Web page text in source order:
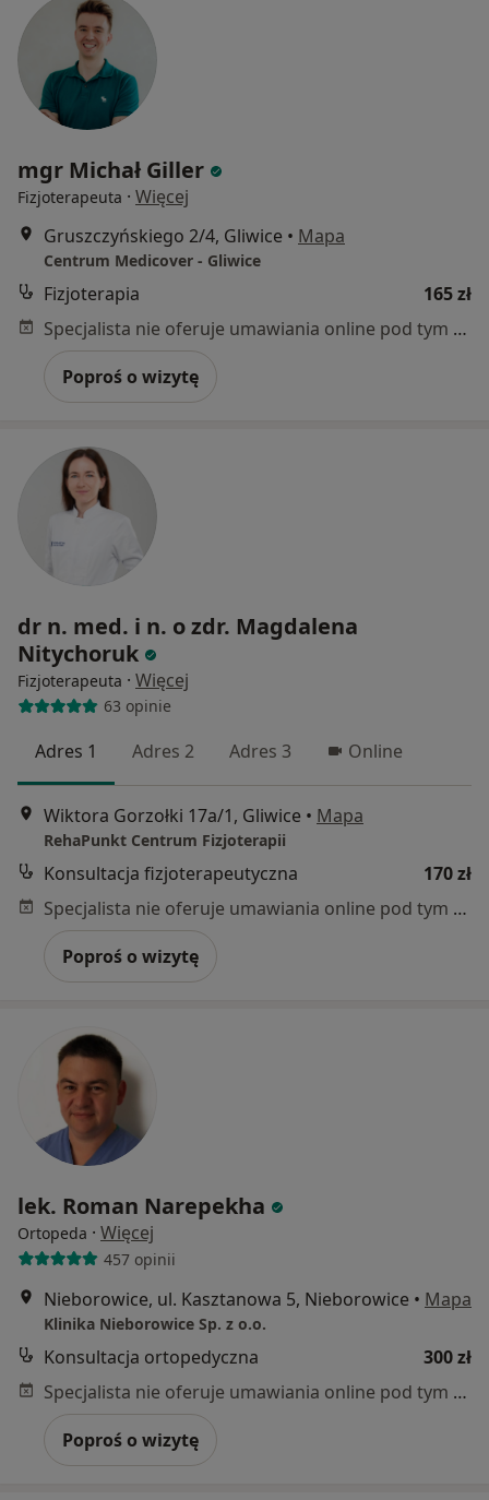
mgr Michał Giller
Fizjoterapeuta · Więcej
Gruszczyńskiego 2/4, Gliwice • Mapa
Centrum Medicover - Gliwice
Fizjoterapia
165 zł
Specjalista nie oferuje umawiania online pod tym adresem.
Poproś o wizytę
dr n. med. i n. o zdr. Magdalena
Nitychoruk
Fizjoterapeuta · Więcej
63 opinie
Adres 1 Adres 2 Adres 3 Online
Wiktora Gorzołki 17a/1, Gliwice • Mapa
RehaPunkt Centrum Fizjoterapii
Konsultacja fizjoterapeutyczna
170 zł
Specjalista nie oferuje umawiania online pod tym adresem.
Poproś o wizytę
lek. Roman Narepekha
Ortopeda · Więcej
457 opinii
Nieborowice, ul. Kasztanowa 5, Nieborowice • Mapa
Klinika Nieborowice Sp. z o.o.
Konsultacja ortopedyczna
300 zł
Specjalista nie oferuje umawiania online pod tym adresem.
Poproś o wizytę